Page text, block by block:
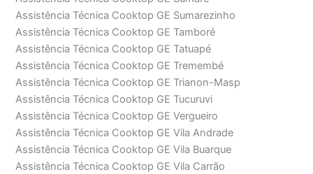
Assistência Técnica Cooktop GE Sumarezinho
Assistência Técnica Cooktop GE Tamboré
Assistência Técnica Cooktop GE Tatuapé
Assistência Técnica Cooktop GE Tremembé
Assistência Técnica Cooktop GE Trianon-Masp
Assistência Técnica Cooktop GE Tucuruvi
Assistência Técnica Cooktop GE Vergueiro
Assistência Técnica Cooktop GE Vila Andrade
Assistência Técnica Cooktop GE Vila Buarque
Assistência Técnica Cooktop GE Vila Carrão